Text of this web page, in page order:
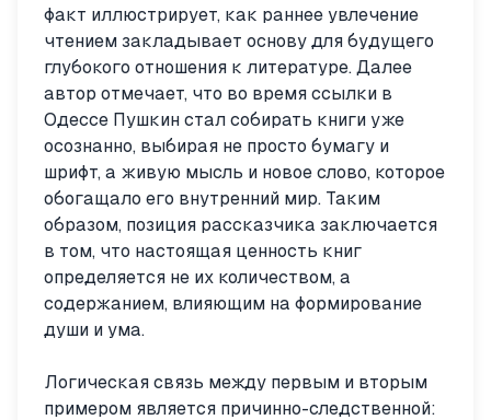
факт иллюстрирует, как раннее увлечение
чтением закладывает основу для будущего
глубокого отношения к литературе. Далее
автор отмечает, что во время ссылки в
Одессе Пушкин стал собирать книги уже
осознанно, выбирая не просто бумагу и
шрифт, а живую мысль и новое слово, которое
обогащало его внутренний мир. Таким
образом, позиция рассказчика заключается
в том, что настоящая ценность книг
определяется не их количеством, а
содержанием, влияющим на формирование
души и ума.
Логическая связь между первым и вторым
примером является причинно-следственной: